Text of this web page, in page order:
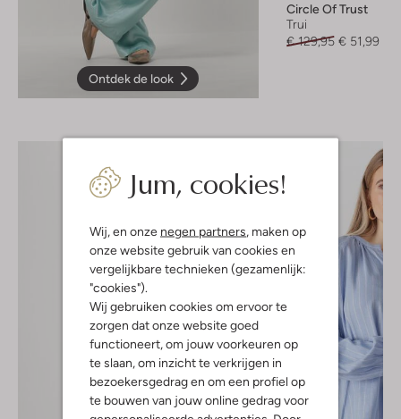
Jum, cookies!
Wij, en onze negen partners , maken op
onze website gebruik van cookies en
vergelijkbare technieken (gezamenlijk:
"cookies").
Wij gebruiken cookies om ervoor te
zorgen dat onze website goed
functioneert, om jouw voorkeuren op
te slaan, om inzicht te verkrijgen in
bezoekersgedrag en om een profiel op
te bouwen van jouw online gedrag voor
Ontdek de look
Circle Of Trust
Trui
€ 129,95 € 51,99